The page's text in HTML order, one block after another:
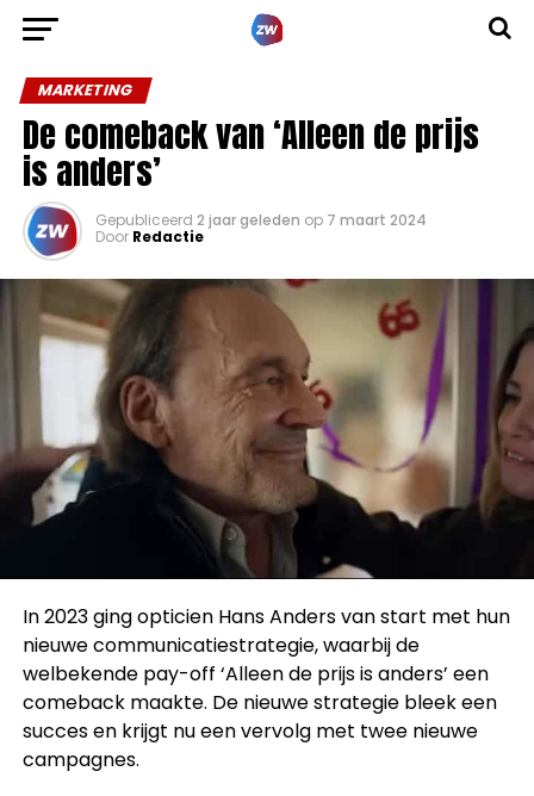
MARKETING
De comeback van ‘Alleen de prijs
is anders’
Gepubliceerd 2 jaar geleden op 7 maart 2024
Door Redactie
In 2023 ging opticien Hans Anders van start met hun
nieuwe communicatiestrategie, waarbij de
welbekende pay-off ‘Alleen de prijs is anders’ een
comeback maakte. De nieuwe strategie bleek een
succes en krijgt nu een vervolg met twee nieuwe
campagnes.